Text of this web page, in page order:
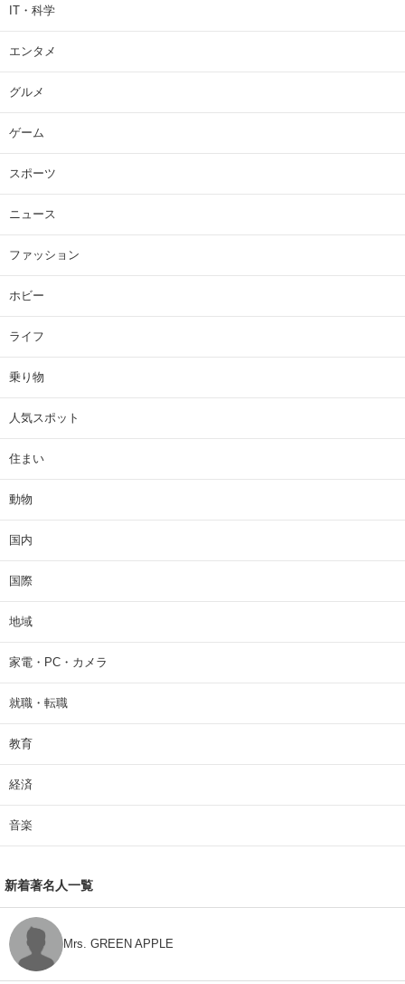
IT・科学
エンタメ
グルメ
ゲーム
スポーツ
ニュース
ファッション
ホビー
ライフ
乗り物
人気スポット
住まい
動物
国内
国際
地域
家電・PC・カメラ
就職・転職
教育
経済
音楽
新着著名人一覧
Mrs. GREEN APPLE